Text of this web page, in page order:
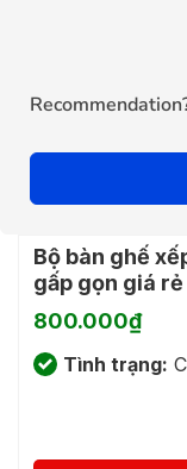
Bộ bàn ghế
gấp gọn giá rẻ
800.000₫
Tình trạng: